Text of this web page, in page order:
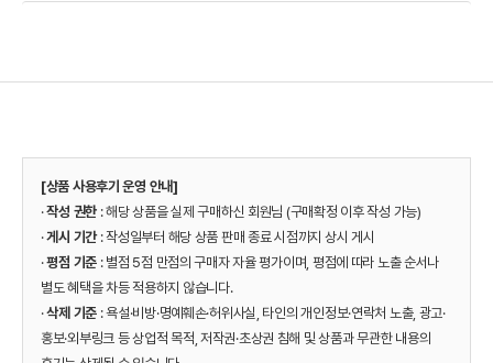
[상품 사용후기 운영 안내]
·작성 권한 : 해당 상품을 실제 구매하신 회원님 (구매확정 이후 작성 가능)
·게시 기간: 작성일부터 해당 상품 판매 종료 시점까지 상시 게시
·평점 기준 : 별점 5점 만점의 구매자 자율 평가이며, 평점에 따라 노출 순서나
별도 혜택을 차등 적용하지 않습니다.
·삭제 기준 : 욕설·비방·명예훼손·허위사실, 타인의 개인정보·연락처 노출, 광고·
홍보·외부링크 등 상업적 목적, 저작권·초상권 침해 및 상품과 무관한 내용의